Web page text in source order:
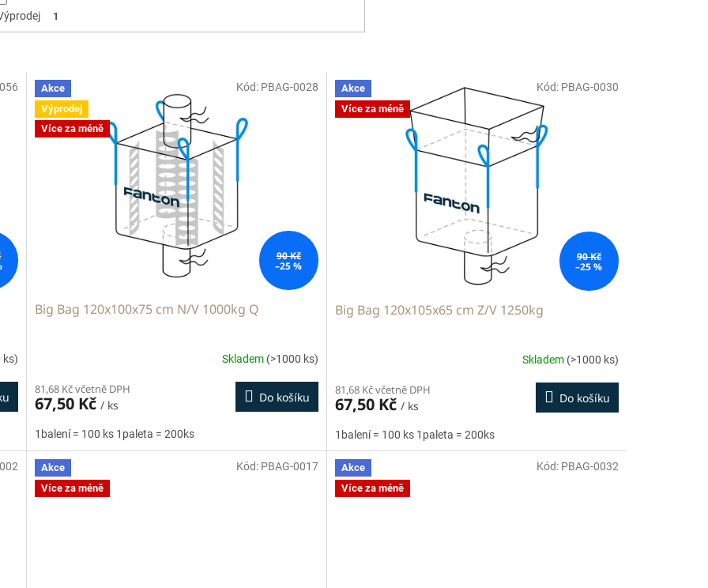
1
ks)
Akce
Výprodej
Více za méně
90 Kč
–25 %
Big Bag 120x100x75 cm N/V 1000kg Q
Skladem (>1000 ks)
81,68 Kč včetně DPH
67,50 Kč/ ks
Do košíku
1balení = 100 ks 1paleta = 200ks
Kód: PBAG-0028
Akce
Více za méně
90 Kč
–25 %
Big Bag 120x105x65 cm Z/V 1250kg
Skladem (>1000 ks)
81,68 Kč včetně DPH
67,50 Kč / ks
Do košíku
1balení = 100 ks 1paleta = 200ks
Kód: PBAG-0030
Akce
Více za méně
Kód: PBAG-0017
Akce
Více za méně
Kód: PBAG-0032